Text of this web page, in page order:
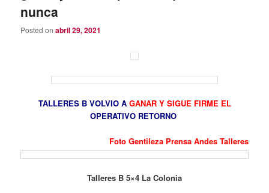
nunca
Posted onabril 29, 2021
TALLERES B VOLVIO A GANAR Y SIGUE FIRME EL
OPERATIVO RETORNO
Foto Gentileza Prensa Andes Talleres
Talleres B 5×4 La Colonia